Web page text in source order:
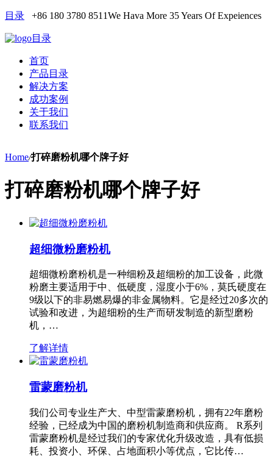
目录 +86 180 3780 8511We Hava More 35 Years Of Expeiences
目录
首页
产品目录
解决方案
成功案例
关于我们
联系我们
Home/打碎磨粉机哪个牌子好
打碎磨粉机哪个牌子好
超细微粉磨粉机
超细微粉磨粉机是一种细粉及超细粉的加工设备，此微
粉磨主要适用于中、低硬度，湿度小于6%，莫氏硬度在
9级以下的非易燃易爆的非金属物料。它是经过20多次的
试验和改进，为超细粉的生产而研发制造的新型磨粉
机，…
了解详情
雷蒙磨粉机
我们公司专业生产大、中型雷蒙磨粉机，拥有22年磨粉
经验，已经成为中国的磨粉机制造商和供应商。 R系列
雷蒙磨粉机是经过我们的专家优化升级改造，具有低损
耗、投资小、环保、占地面积小等优点，它比传…